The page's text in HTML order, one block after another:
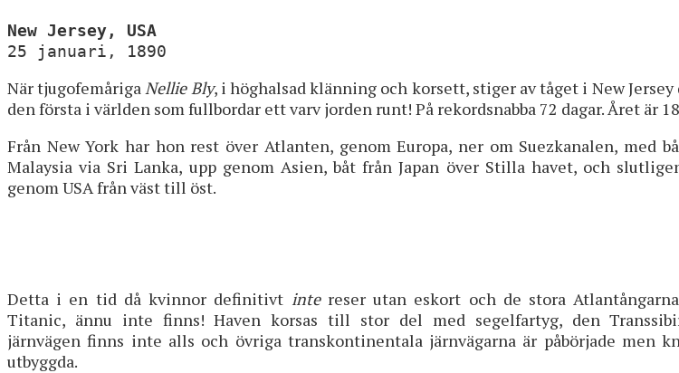
New Jersey, USA
25 januari, 1890
När tjugofemåriga Nellie Bly, i höghalsad klänning och korsett, stiger av tåget i New
den första i världen som fullbordar ett varv jorden runt! På rekordsnabba 72 dagar. Året är
Från New York har hon rest över Atlanten, genom Europa, ner om Suezkanalen, med
Malaysia via Sri Lanka, upp genom Asien, båt från Japan över Stilla havet, och
genom USA från väst till öst.
Detta i en tid då kvinnor definitivt intereser utan eskort och de stora
Titanic, ännu inte finns! Haven korsas till stor del med segelfartyg, den
järnvägen finns inte alls och övriga transkontinentala järnvägarna är påbörjade men
utbyggda.